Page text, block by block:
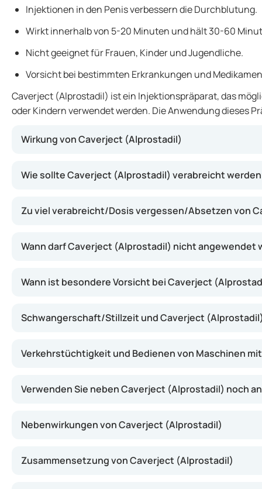
Injektionen in den Penis verbessern die Durchblutung.
Wirkt innerhalb von 5-20 Minuten und hält 30-60
Nicht geeignet für Frauen, Kinder und Jugendliche.
Vorsicht bei bestimmten Erkrankungen und
Caverject (Alprostadil) ist ein Injektionspräparat, das
oder Kindern verwendet werden. Die Anwendung dieses
Wirkung von Caverject (Alprostadil)
Caverject (Alprostadil) wirkt, indem es die Blutgefäße
Wie sollte Caverject (Alprostadil) verabreicht
Zu viel verabreicht/Dosis vergessen/Absetzen von
Wann darf Caverject (Alprostadil) nicht angewendet
Wann ist besondere Vorsicht bei Caverject
Schwangerschaft/Stillzeit und Caverject
Verkehrstüchtigkeit und Bedienen von Maschinen
Verwenden Sie neben Caverject (Alprostadil) noch
Nebenwirkungen von Caverject (Alprostadil)
Zusammensetzung von Caverject (Alprostadil)